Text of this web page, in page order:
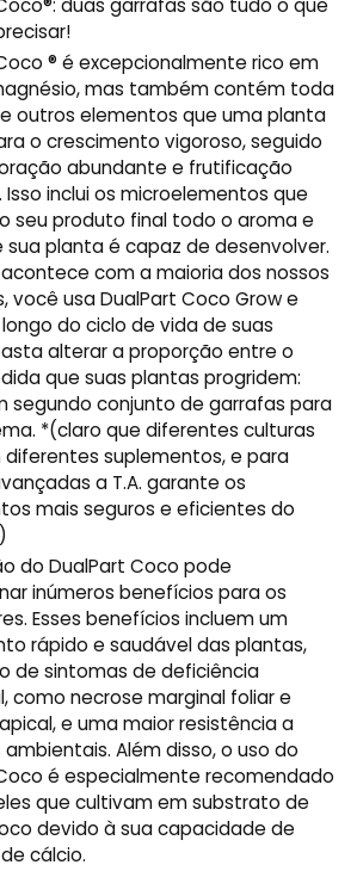
duas garrafas são tudo o que
® é excepcionalmente rico em
mas também contém toda
outros elementos que uma planta
o crescimento vigoroso, seguido
abundante e frutificação
Isso inclui os microelementos que
seu produto final todo o aroma e
sua planta é capaz de desenvolver.
com a maioria dos nossos
você usa DualPart Coco Grow e
do ciclo de vida de suas
alterar a proporção entre o
que suas plantas progridem:
segundo conjunto de garrafas para
*(claro que diferentes culturas
diferentes suplementos, e para
a T.A. garante os
mais seguros e eficientes do
do DualPart Coco pode
inúmeros benefícios para os
Esses benefícios incluem um
rápido e saudável das plantas,
de sintomas de deficiência
como necrose marginal foliar e
e uma maior resistência a
Além disso, o uso do
é especialmente recomendado
que cultivam em substrato de
devido à sua capacidade de
cálcio.